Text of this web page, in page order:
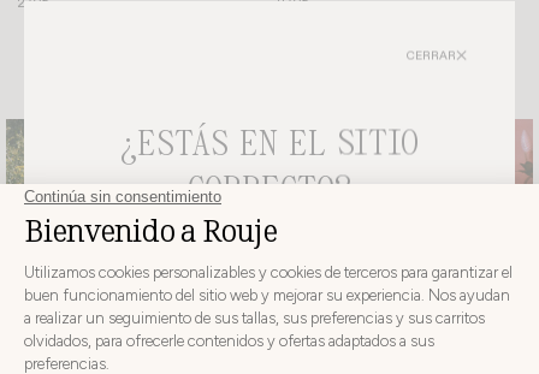
CERRAR
¿ESTÁS EN EL SITIO
CORRECTO?
ELIJA SU PAÍS E IDIOMA DE ENTREGA ANTES DE
REALIZAR EL PEDIDO